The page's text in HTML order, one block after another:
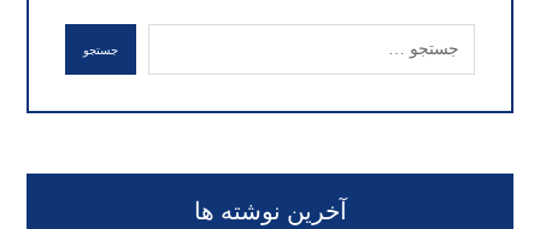
جستجو
آخرین نوشته ها